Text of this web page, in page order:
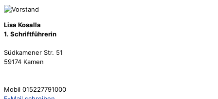
Lisa Kosalla
1. Schriftführerin
Südkamener Str. 51
59174 Kamen
Mobil 015227791000